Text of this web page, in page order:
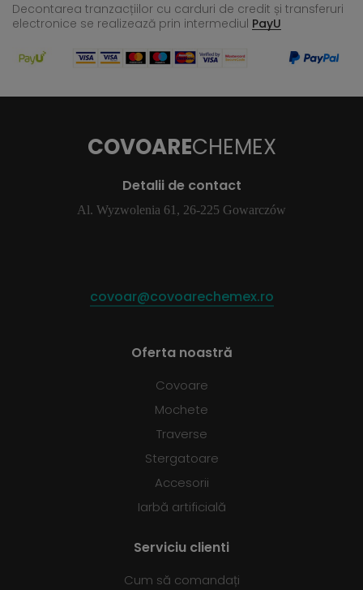
Decontarea tranzacțiilor cu carduri de credit și transferuri
electronice se realizează prin intermediul PayU
COVOARECHEMEX
Detalii de contact
Al. Wyzwolenia 61, 26-225 Gowarczów
covoar@covoarechemex.ro
Oferta noastră
Covoare
Mochete
Traverse
Stergatoare
Accesorii
Iarbă artificială
Serviciu clienti
Cum să comandați